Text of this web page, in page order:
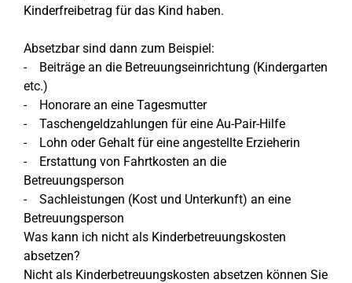
Kinderfreibetrag für das Kind haben.
Absetzbar sind dann zum Beispiel:
- Beiträge an die Betreuungseinrichtung (Kindergarten
etc.)
- Honorare an eine Tagesmutter
- Taschengeldzahlungen für eine Au-Pair-Hilfe
- Lohn oder Gehalt für eine angestellte Erzieherin
- Erstattung von Fahrtkosten an die
Betreuungsperson
- Sachleistungen (Kost und Unterkunft) an eine
Betreuungsperson
Was kann ich nicht als Kinderbetreuungskosten
absetzen?
Nicht als Kinderbetreuungskosten absetzen können Sie